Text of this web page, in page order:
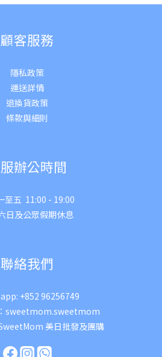
顧客服務
隱私政策
運送詳情
退換貨政策
條款與細則
辦公時間
至五 11:00 - 19:00
日及公眾假期休息
聯絡我們
+852 96256749
sweetmom.sweetmom
美日批發及團購